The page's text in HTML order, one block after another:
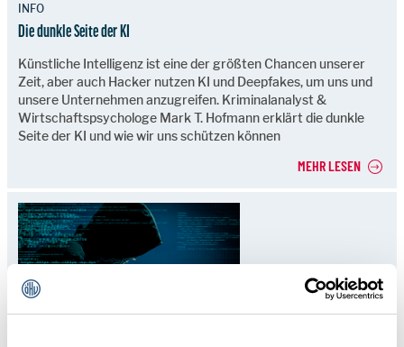
INFO
Die dunkle Seite der KI
Künstliche Intelligenz ist eine der größten Chancen unserer
Zeit, aber auch Hacker nutzen KI und Deepfakes, um uns und
unsere Unternehmen anzugreifen. Kriminalanalyst &
Wirtschaftspsychologe Mark T. Hofmann erklärt die dunkle
Seite der KI und wie wir uns schützen können
MEHR LESEN